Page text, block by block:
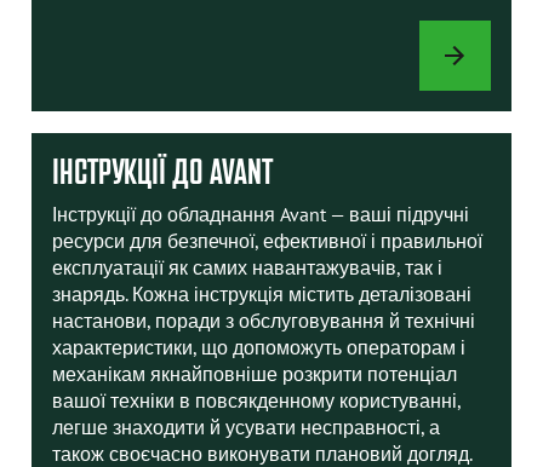
ОПЦІЇ
ДЛЯ
ІНСТРУКЦІЇ ДО AVANT
Інструкції до обладнання Avant — ваші підручні
ресурси для безпечної, ефективної і правильної
експлуатації як самих навантажувачів, так і
знарядь. Кожна інструкція містить деталізовані
настанови, поради з обслуговування й технічні
характеристики, що допоможуть операторам і
механікам якнайповніше розкрити потенціал
вашої техніки в повсякденному користуванні,
легше знаходити й усувати несправності, а
також своєчасно виконувати плановий догляд.